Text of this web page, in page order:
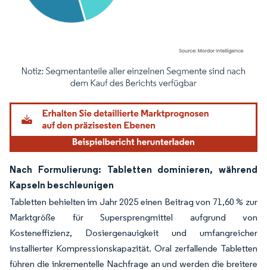
Bild © Mordor Intelligence. Wiederverwendung erfordert Namensnennung
Nach Formulierung: Tabletten dominieren, während
Kapseln beschleunigen
Tabletten behielten im Jahr 2025 einen Beitrag von 71,60 % zur
Marktgröße für Supersprengmittel aufgrund von
Kosteneffizienz, Dosiergenauigkeit und umfangreicher
installierter Kompressionskapazität. Oral zerfallende Tabletten
führen die inkrementelle Nachfrage an und werden die breitere